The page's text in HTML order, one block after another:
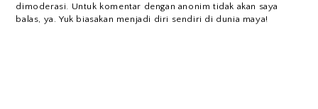
dimoderasi. Untuk komentar dengan anonim tidak akan saya
balas, ya. Yuk biasakan menjadi diri sendiri di dunia maya!